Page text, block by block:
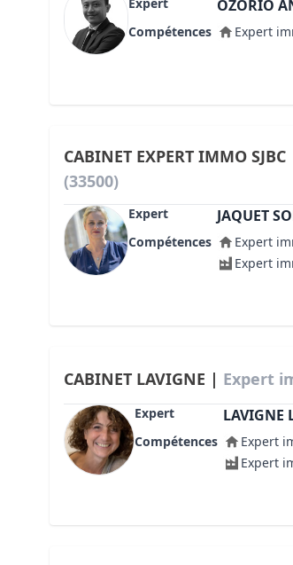
OZORIO
Compétences Expert
CABINET EXPERT IMMO SJBC
(33500)
Expert JAQUET
Compétences
Expert
Expert
CABINET LAVIGNE | Expert
Expert LAVIGNE
Compétences
Expert
Expert